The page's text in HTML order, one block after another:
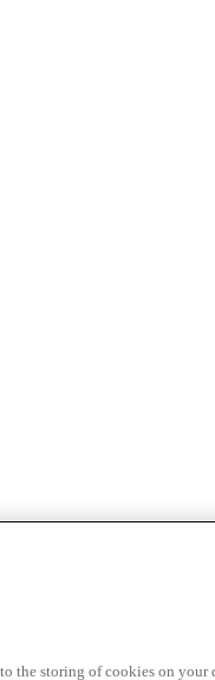
the storing of cookies on your